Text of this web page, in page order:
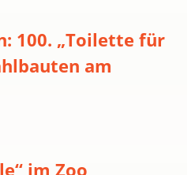
100. „Toilette für
am